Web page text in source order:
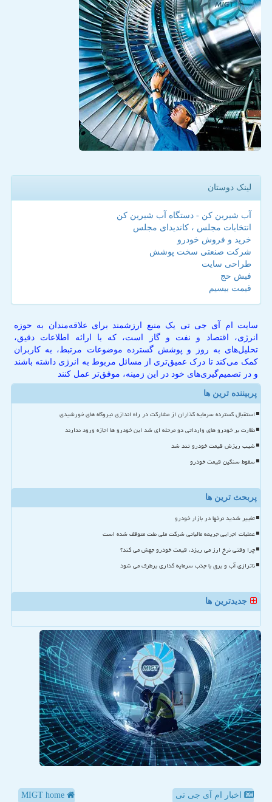
لینک دوستان
آب شیرین کن - دستگاه آب شیرین کن
انتخابات مجلس ، کاندیدای مجلس
خرید و فروش خودرو
شرکت صنعتی سخت پوشش
طراحی سایت
فیش حج
قیمت بیسیم
سایت ام آی جی تی یک منبع ارزشمند برای علاقه‌مندان به حوزه
انرژی، اقتصاد و نفت و گاز است، که با ارائه اطلاعات دقیق،
تحلیل‌های به روز و پوشش گسترده موضوعات مرتبط، به کاربران
کمک می‌کند تا درک عمیق‌تری از مسائل مربوط به انرژی داشته باشند
و در تصمیم‌گیری‌های خود در این زمینه، موفق‌تر عمل کنند
پربیننده ترین ها
استقبال گسترده سرمایه گذاران از مشارکت در راه اندازی نیروگاه های خورشیدی
نظارت بر خودرو های وارداتی دو مرحله ای شد این خودرو ها اجازه ورود ندارند
شیب ریزش قیمت خودرو تند شد
سقوط سنگین قیمت خودرو
پربحث ترین ها
تغییر شدید نرخها در بازار خودرو
عملیات اجرایی جریمه مالیاتی شرکت ملی نفت متوقف شده است
چرا وقتی نرخ ارز می ریزد، قیمت خودرو جهش می کند؟
ناترازی آب و برق با جذب سرمایه گذاری برطرف می شود
جدیدترین ها
اخبار ام آی جی تی